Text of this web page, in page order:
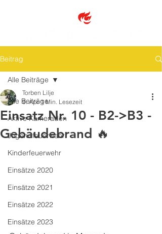
Beitrag
Alle Beiträge
Aktive Kameraden
Jugendfeuerwehr
Kinderfeuerwehr
Einsätze 2020
Einsätze 2021
Einsätze 2022
Einsätze 2023
Alle Beiträge
Einsatz Nr. 10 - B2->B3 -
Gebäudebrand 🔥
Torben Lilje
9. Apr. 1 Min. Lesezeit